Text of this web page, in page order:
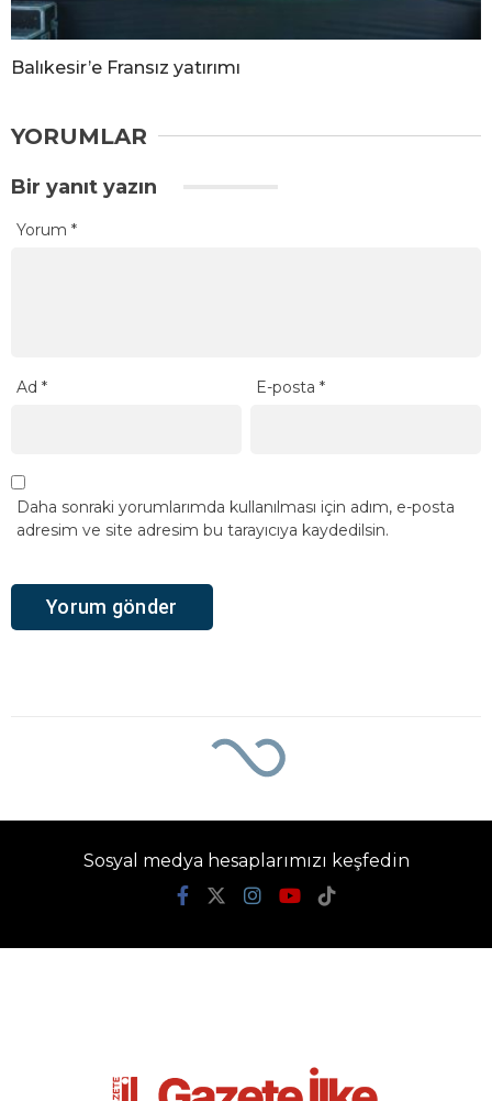
Balıkesir’e Fransız yatırımı
YORUMLAR
Bir yanıt yazın
Yorum *
Ad * E-posta*
Daha sonraki yorumlarımda kullanılması için adım, e-posta
adresim ve site adresim bu tarayıcıya kaydedilsin.
Sosyal medya hesaplarımızı keşfedin